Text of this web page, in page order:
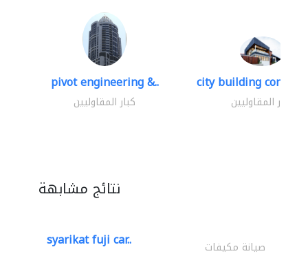
pivot engineering &..
كبار المقاوليين
city building
كبار المقاوليين
نتائج مشابهة
syarikat fuji car.. صيانة مكيفات